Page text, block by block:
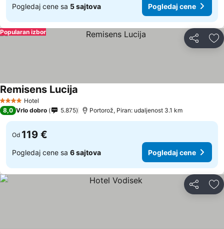
Pogledaj cene sa 5 sajtova Pogledaj cene
Deli
Popularan izbor
4 ZvezdiceHotel
Remisens Lucija
8,0 Vrlo dobro 5.875 Portorož, Piran: udaljenost 3.1 km
Od 119 €
Pogledaj cene sa 6 sajtova Pogledaj cene
Deli